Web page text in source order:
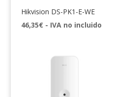
Hikvision DS-PK1-E-WE
46,35€ - IVA no incluido